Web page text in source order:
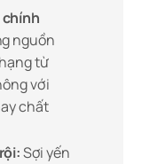
chính
nguồn
từ
với
chất
Sợi yến